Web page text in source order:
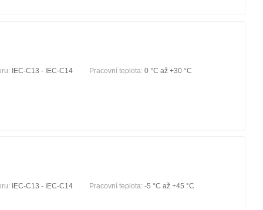
IEC-C13 - IEC-C14 Pracovní teplota: 0 °С až +30 °С
IEC-C13 - IEC-C14 Pracovní teplota: -5 °С až +45 °С